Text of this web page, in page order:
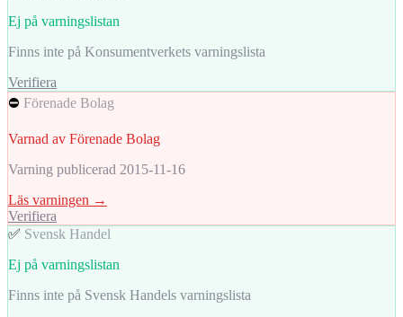
Ej på varningslistan
Finns inte på Konsumentverkets varningslista
Verifiera
⛔ Förenade Bolag
Varnad av Förenade Bolag
Varning publicerad 2015-11-16
Läs varningen →
Verifiera
✅ Svensk Handel
Ej på varningslistan
Finns inte på Svensk Handels varningslista